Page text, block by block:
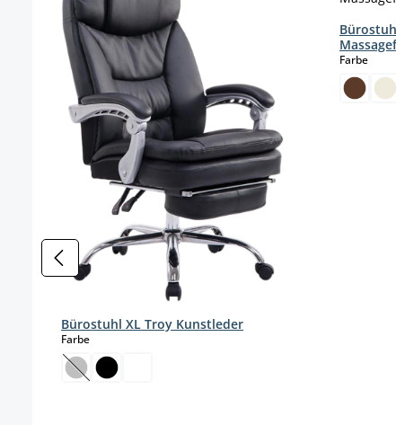
Bürostuhl XL Troy Kunstleder
Farbeauswählen
(Diese Option ist zurzeit nicht verfügbar.)
Farbe